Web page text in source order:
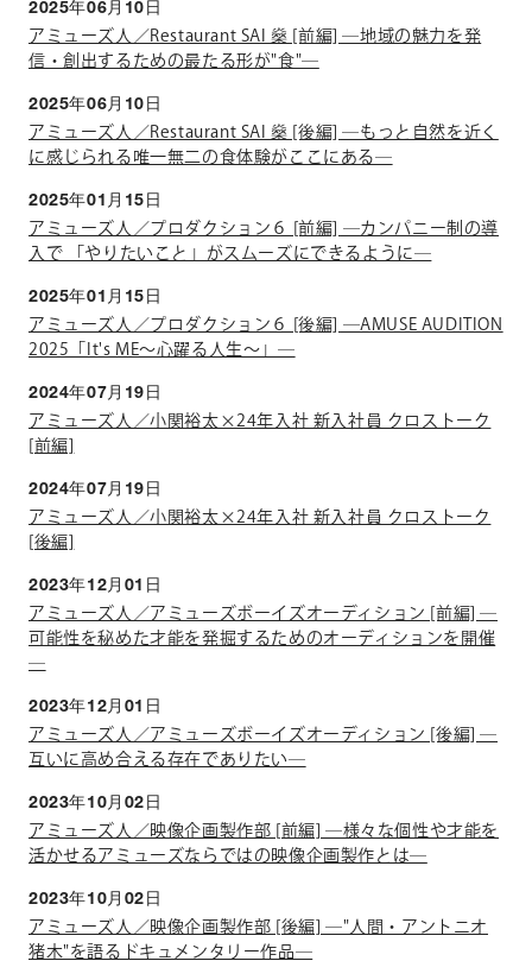
2025年06月10日
アミューズ人／Restaurant SAI 燊 [前編] ―地域の魅力を発
信・創出するための最たる形が"食"―
2025年06月10日
アミューズ人／Restaurant SAI 燊 [後編] ―もっと自然を近く
に感じられる唯一無二の食体験がここにある―
2025年01月15日
アミューズ人／プロダクション６ [前編] ―カンパニー制の導
入で 「やりたいこと」がスムーズにできるように―
2025年01月15日
アミューズ人／プロダクション６ [後編] ―AMUSE AUDITION
2025「It's ME～心躍る人生～」―
2024年07月19日
アミューズ人／小関裕太×24年入社 新入社員 クロストーク
[前編]
2024年07月19日
アミューズ人／小関裕太×24年入社 新入社員 クロストーク
[後編]
2023年12月01日
アミューズ人／アミューズボーイズオーディション [前編] ―
可能性を秘めた才能を発掘するためのオーディションを開催
―
2023年12月01日
アミューズ人／アミューズボーイズオーディション [後編] ―
互いに高め合える存在でありたい―
2023年10月02日
アミューズ人／映像企画製作部 [前編] ―様々な個性や才能を
活かせるアミューズならではの映像企画製作とは―
2023年10月02日
アミューズ人／映像企画製作部 [後編] ―"人間・アントニオ
猪木"を語るドキュメンタリー作品―